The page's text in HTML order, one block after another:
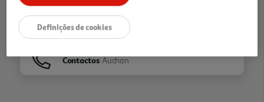
Folhetos
Contactos Auchan
Definições de cookies